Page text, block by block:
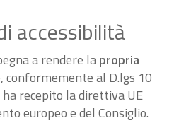
accessibilità
a rendere lapropria
conformemente al D.lgs 10
recepito la direttiva UE
europeo e del Consiglio.